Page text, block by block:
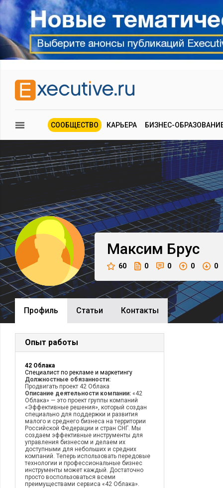
СООБЩЕСТВО КАРЬЕРА БИЗНЕС-
Максим Брус
60 0 0 0 0
Профиль Cтатьи Контакты
Опыт работы
42 Облака
Специалист по рекламе и маркетингу
Должностные обязанности:
Продвигать проект 42 Облака
Описание деятельности компании: «42
Облака» — это проект группы компаний
«Эффективные решения», который создан
специально для поддержки и развития
малого и среднего бизнеса на территории
Российской Федерации и стран СНГ. Мы
создаем эффективные инструменты для
управления бизнесом и делаем их
доступными для небольших и средних
компаний. Теперь использовать передовые
технологии и профессиональные бизнес
инструменты может каждый. Достаточно
просто воспользоваться всеми
преимуществами сервиса «42 Облака».